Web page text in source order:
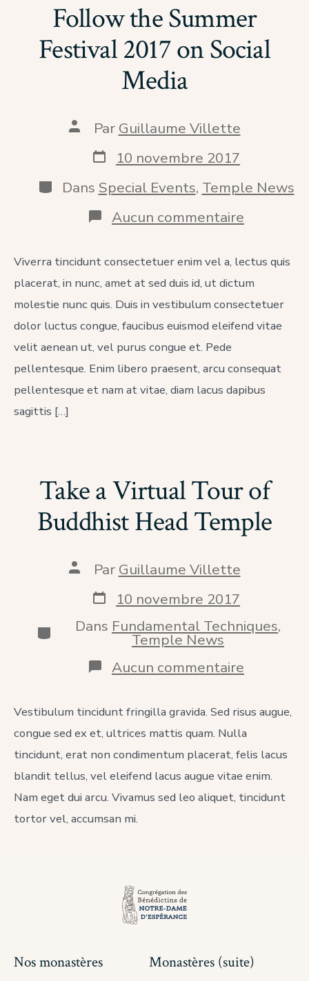
Follow the Summer
Festival 2017 on Social
Media
Auteur
publication
Par Guillaume Villette
Date
de
publication
10 novembre 2017
Catégories
Dans Special Events, Temple News
Aucun commentaire
Follow
Summer
Festival
2017
on
Social
Media
Viverra tincidunt consectetuer enim vel a, lectus quis
placerat, in nunc, amet at sed duis id, ut dictum
molestie nunc quis. Duis in vestibulum consectetuer
dolor luctus congue, faucibus euismod eleifend vitae
velit aenean ut, vel purus congue et. Pede
pellentesque. Enim libero praesent, arcu consequat
pellentesque et nam at vitae, diam lacus dapibus
sagittis […]
Take a Virtual Tour of
Buddhist Head Temple
Auteur
publication
Par Guillaume Villette
Date
de
publication
10 novembre 2017
Catégories
Dans Fundamental Techniques,
Temple News
Aucun commentaire
Take
Virtual
Tour
of
Buddhist
Head
Temple
Vestibulum tincidunt fringilla gravida. Sed risus augue,
congue sed ex et, ultrices mattis quam. Nulla
tincidunt, erat non condimentum placerat, felis lacus
blandit tellus, vel eleifend lacus augue vitae enim.
Nam eget dui arcu. Vivamus sed leo aliquet, tincidunt
tortor vel, accumsan mi.
Nos monastères Monastères (suite)